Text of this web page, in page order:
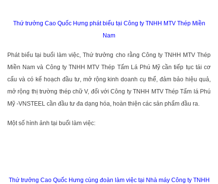
Thứ trưởng Cao Quốc Hưng phát biểu tại Công ty TNHH MTV Thép Miền
Nam
Phát biểu tại buổi làm việc, Thứ trưởng cho rằng Công ty TNHH MTV Thép
Miền Nam và Công ty TNHH MTV Thép Tấm Lá Phú Mỹ cần tiếp tục tái cơ
cấu và có kế hoạch đầu tư, mở rộng kinh doanh cụ thể, đảm bảo hiệu quả,
mở rộng thị trường thép chữ V, đối với Công ty TNHH MTV Thép Tấm lá Phú
Mỹ -VNSTEEL cần đầu tư đa dạng hóa, hoàn thiện các sản phẩm đầu ra.
Một số hình ảnh tại buổi làm việc:
Thứ trưởng Cao Quốc Hưng cùng đoàn làm việc tại Nhà máy Công ty TNHH